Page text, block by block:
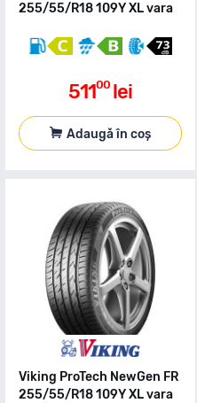
255/55/R18 109Y XL vara
51100 lei
Adaugă în coș
Viking ProTech NewGen FR
255/55/R18 109Y XL vara